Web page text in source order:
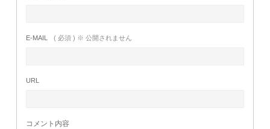
E-MAIL ( 必須 ) ※ 公開されません
URL
コメント内容